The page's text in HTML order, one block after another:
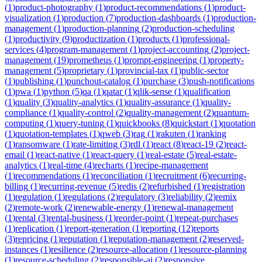
(1)product-photography (1)product-recommendations (1)product-
visualization (1)production (7)production-dashboards (1)production-
management (1)production-planning (2)production-scheduling
(1)productivity (9)productization (1)products (1)professional-
services (4)program-management (1)project-accounting (2)project-
management (19)prometheus (1)prompt-engineering (1)property-
management (5)proprietary (1)provincial-tax (1)public-sector
(1)publishing (1)punchout-catalog (1)purchase (3)push-notifications
(1)pwa (1)python (5)qa (1)qatar(1)qlik-sense (1)qualification
(1)quality (3)quality-analytics (1)quality-assurance (1)quality-
compliance (1)quality-control (2)quality-management (2)quantum-
computing (1)query-tuning (1)quickbooks (8)quickstart (1)quotation
(1)quotation-templates (1)qweb (3)rag (1)rakuten (1)ranking
(1)ransomware (1)rate-limiting (3)rdl (1)react (8)react-19 (2)react-
email (1)react-native (1)react-query (1)real-estate (5)real-estate-
analytics (1)real-time (4)recharts (1)recipe-management
(1)recommendations (1)reconciliation (1)recruitment (6)recurring-
billing (1)recurring-revenue (5)redis (2)refurbished (1)registration
(1)regulation (1)regulations (2)regulatory (3)reliability (2)remix
(2)remote-work (2)renewable-energy (1)renewal-management
(1)rental (3)rental-business (1)reorder-point (1)repeat-purchases
(1)replication (1)report-generation (1)reporting (12)reports
(3)repricing (1)reputation (1)reputation-management (2)reserved-
instances (1)resilience (2)resource-allocation (1)resource-planning
(1)resource-scheduling (2)responsible-ai (2)responsive